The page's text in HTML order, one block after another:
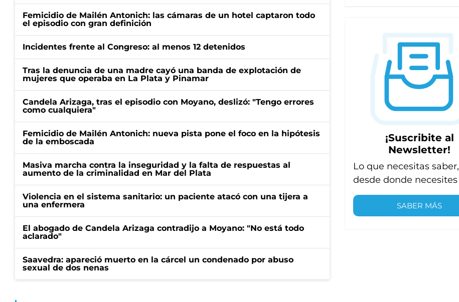
Femicidio de Mailén Antonich: las cámaras de un hotel captaron todo
el episodio con gran definición
Incidentes frente al Congreso: al menos 12 detenidos
Tras la denuncia de una madre cayó una banda de explotación de
mujeres que operaba en La Plata y Pinamar
Candela Arizaga, tras el episodio con Moyano, deslizó: "Tengo errores
como cualquiera"
Femicidio de Mailén Antonich: nueva pista pone el foco en la hipótesis
de la emboscada
Masiva marcha contra la inseguridad y la falta de respuestas al
aumento de la criminalidad en Mar del Plata
Violencia en el sistema sanitario: un paciente atacó con una tijera a
una enfermera
El abogado de Candela Arizaga contradijo a Moyano: "No está todo
aclarado"
Saavedra: apareció muerto en la cárcel un condenado por abuso
sexual de dos nenas
¡Suscribite al
Newsletter!
Lo que necesitas saber,
desde donde necesites
SABER MÁS